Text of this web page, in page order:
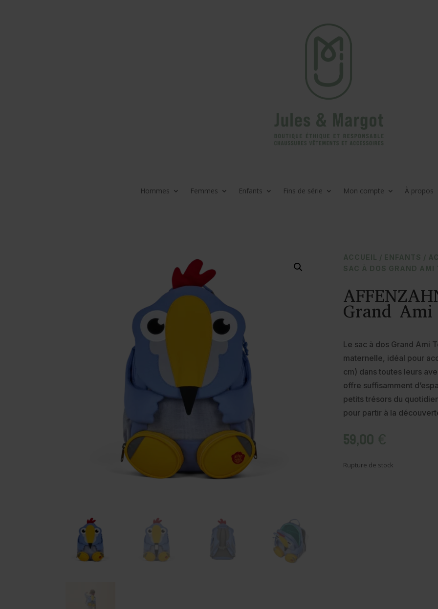
Hommes Femmes Enfants Fins de série Mon compte À propos
ACCUEIL / ENFANTS /
SAC À DOS GRAND AMI
Grand Ami
Le sac à dos Grand Ami
maternelle, idéal pour
cm) dans toutes leurs
offre suffisamment
petits trésors du
pour partir à la
59,00€
Rupture de stock